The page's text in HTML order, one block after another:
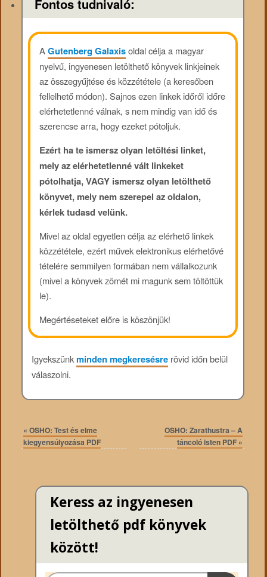
Fontos tudnivaló:
AGutenberg Galaxisoldal célja a magyar
nyelvű, ingyenesen letölthető könyvek linkjeinek
az összegyűjtése és közzététele (a keresőben
fellelhető módon). Sajnos ezen linkek időről időre
elérhetetlenné válnak, s nem mindig van idő és
szerencse arra, hogy ezeket pótoljuk.
Ezért ha te ismersz olyan letöltési linket,
mely az elérhetetlenné vált linkeket
pótolhatja, VAGY ismersz olyan letölthető
könyvet, mely nem szerepel az oldalon,
kérlek tudasd velünk.
Mivel az oldal egyetlen célja az elérhető linkek
közzététele, ezért művek elektronikus elérhetővé
tételére semmilyen formában nem vállalkozunk
(mivel a könyvek zömét mi magunk sem töltöttük
le).
Megértéseteket előre is köszönjük!
Igyekszünkminden megkeresésrerövid időn belül
válaszolni.
« OSHO: Test és elme
kiegyensúlyozása PDF
OSHO: Zarathustra – A
táncoló isten PDF »
Keress az ingyenesen
letölthető pdf könyvek
között!